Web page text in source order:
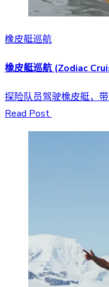
橡皮艇巡航
橡皮艇巡航 (Zodiac
探险队员驾驶橡皮艇，
Read Post